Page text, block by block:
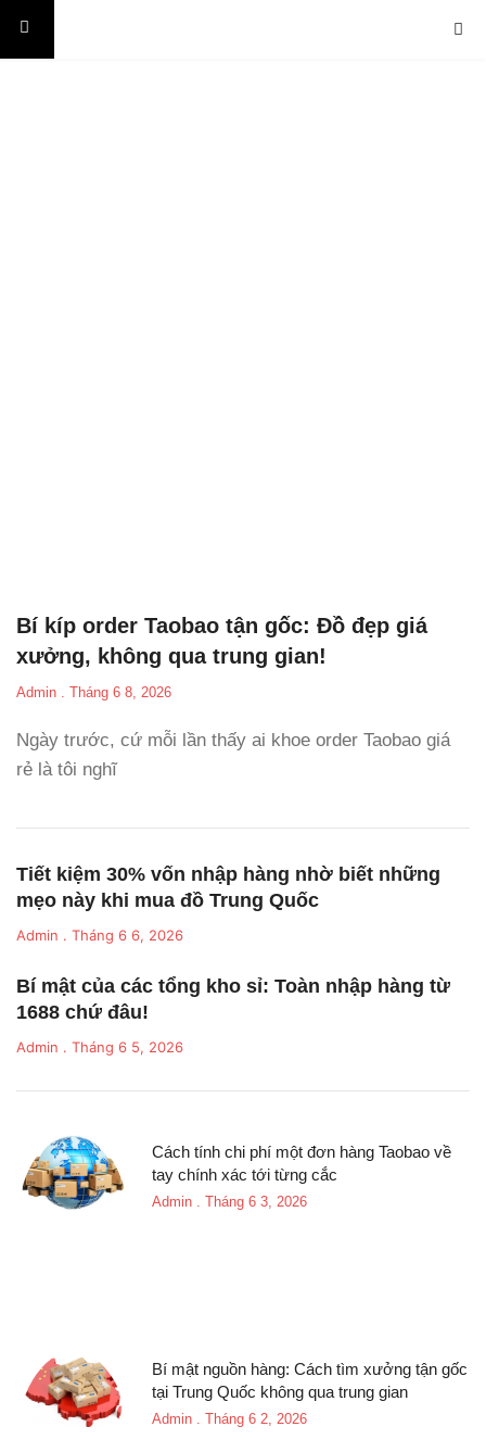
Bí kíp order Taobao tận gốc: Đồ đẹp giá
xưởng, không qua trung gian!
Admin Tháng 6 8, 2026
Ngày trước, cứ mỗi lần thấy ai khoe order Taobao giá
rẻ là tôi nghĩ
Tiết kiệm 30% vốn nhập hàng nhờ biết những
mẹo này khi mua đồ Trung Quốc
Admin Tháng 6 6, 2026
Bí mật của các tổng kho sỉ: Toàn nhập hàng từ
1688 chứ đâu!
Admin Tháng 6 5, 2026
Cách tính chi phí một đơn hàng Taobao về
tay chính xác tới từng cắc
Admin Tháng 6 3, 2026
Bí mật nguồn hàng: Cách tìm xưởng tận gốc
tại Trung Quốc không qua trung gian
Admin Tháng 6 2, 2026